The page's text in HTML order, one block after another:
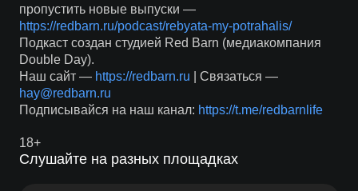
пропустить новые выпуски —
https://redbarn.ru/podcast/rebyata-my-potrahalis/
Подкаст создан студией Red Barn (медиакомпания
Double Day).
Наш сайт — https://redbarn.ru | Связаться —
hay@redbarn.ru
Подписывайся на наш канал: https://t.me/redbarnlife
18+
Слушайте на разных площадках